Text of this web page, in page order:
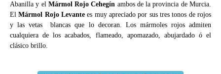
Abanilla y el Mármol Rojo Cehegín ambos de la provincia de Murcia.
ElMármol Rojo Levante es muy apreciado por sus tres tonos de rojos
y las vetas blancas que lo decoran. Los mármoles rojos admiten
cualquiera de los acabados, flameado, apomazado, abujardado ó el
clásico brillo.